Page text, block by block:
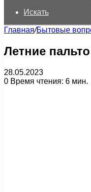
Искать
Главная/Бытовые
Летние
28.05.2023
0 Время чтения: 6 мин.